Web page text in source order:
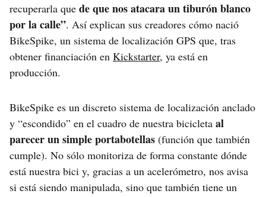
recuperarla que de que nos atacara un tiburón blanco
por la calle”. Así explican sus creadores cómo nació
BikeSpike, un sistema de localización GPS que, tras
obtener financiación en Kickstarter, ya está en
producción.
BikeSpike es un discreto sistema de localización anclado
y “escondido” en el cuadro de nuestra bicicleta al
parecer un simple portabotellas (función que también
cumple). No sólo monitoriza de forma constante dónde
está nuestra bici y, gracias a un acelerómetro, nos avisa
si está siendo manipulada, sino que también tiene un